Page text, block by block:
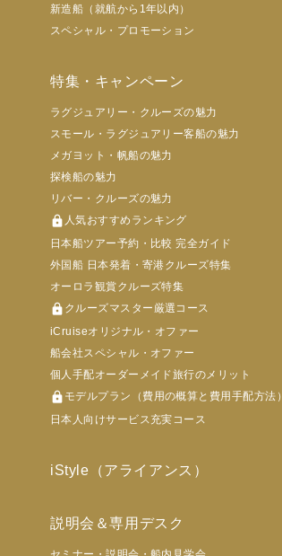
新造船（就航から1年以内）
スペシャル・プロモーション
特集・キャンペーン
ラグジュアリー・クルーズの魅力
スモール・ラグジュアリー客船の魅力
メガヨット・帆船の魅力
探検船の魅力
リバー・クルーズの魅力
lock 人気おすすめランキング
日本船ツアー予約・比較 完全ガイド
外国船 日本発着・寄港クルーズ特集
オーロラ観賞クルーズ特集
lock クルーズマスター厳選コース
iCruiseオリジナル・オファー
船会社スペシャル・オファー
個人手配オーダーメイド旅行のメリット
lock モデルプラン（費用の概算と費用手配方法）
日本人向けサービス充実コース
iStyle（アライアンス）
説明会＆専用デスク